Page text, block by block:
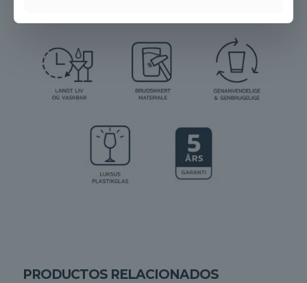
PRODUCTOS RELACIONADOS